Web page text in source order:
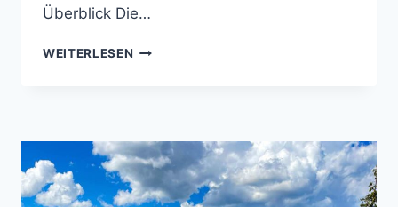
Überblick Die…
WEITERLESEN WANDERUNG
SEE
–
ÜBER
STÖFFLHÜTTE